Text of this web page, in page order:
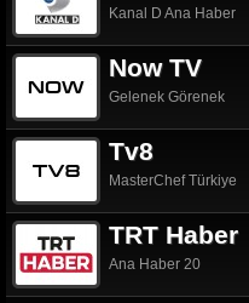
Kanal D Ana Haber
Now TV
Gelenek Görenek
Tv8
MasterChef Türkiye
TRT Haber
Ana Haber 20